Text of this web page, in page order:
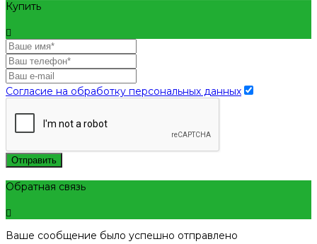
Купить
Согласие на обработку персональных данных
Отправить
Обратная связь
Ваше сообщение было успешно отправлено